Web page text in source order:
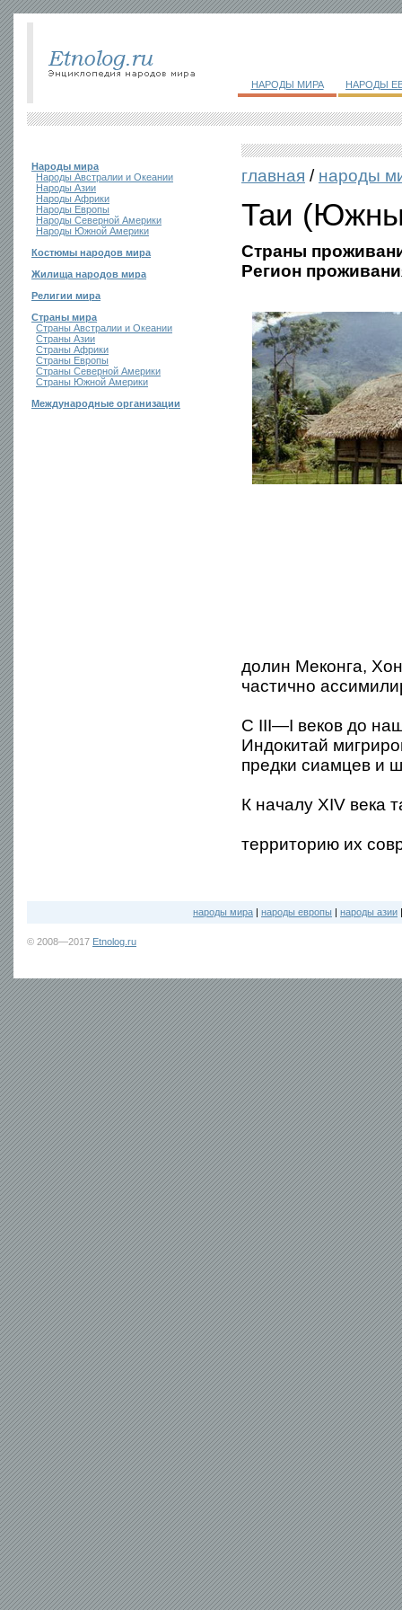
НАРОДЫ МИРА НАРОДЫ
Народы мира
Народы Австралии и Океании
Народы Азии
Народы Африки
Народы Европы
Народы Северной Америки
Народы Южной Америки
Костюмы народов мира
Жилища народов мира
Религии мира
Страны мира
Страны Австралии и Океании
Страны Азии
Страны Африки
Страны Европы
Страны Северной Америки
Страны Южной Америки
Международные организации
главная / народы
Таи
Страны
Регион
долин Меконга,
частично
С III—I веков до
Индокитай
предки сиамцев и
К началу XIV века
территорию их
народы мира | народы европы | народы азии
© 2008—2017 Etnolog.ru